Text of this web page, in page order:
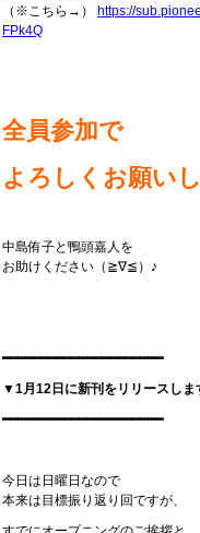
（※こちら→） https://
FPk4Q
全員参加で
よろしくお願い
中島侑子と鴨頭嘉人を
お助けください（≧∇≦）♪
━━━━━━━━━━━━━━━━━━━━━
▼1月12日に新刊をリリースしま
━━━━━━━━━━━━━━━━━━━━━
今日は日曜日なので
本来は目標振り返り回ですが、